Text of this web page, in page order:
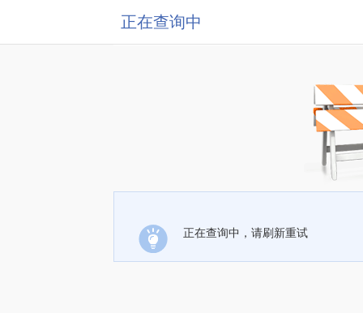
正在查询中
正在查询中，请刷新重试